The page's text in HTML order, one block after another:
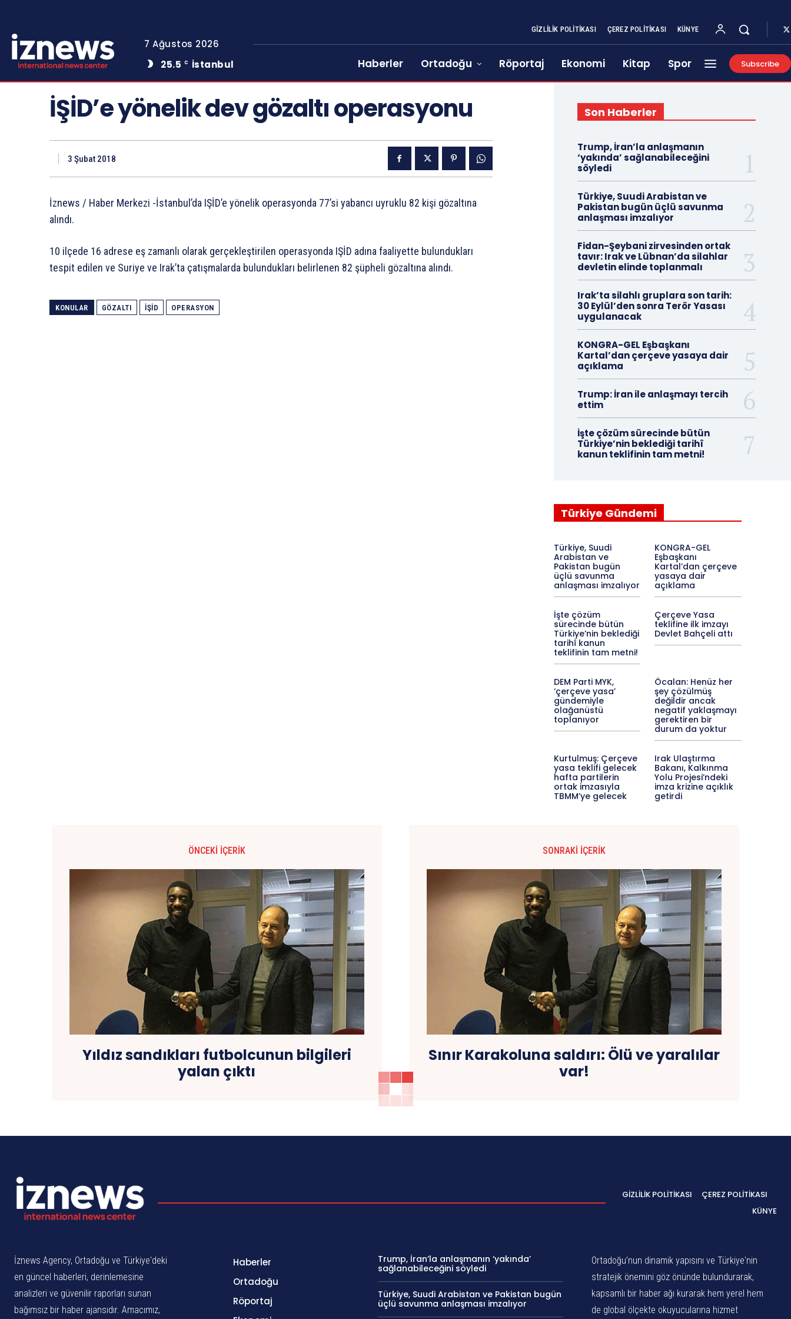
7 Ağustos 2026
25.5 C İstanbul
GIZLILIK POLITIKASI ÇEREZ POLITIKASI KÜNYE
Haberler Ortadoğu Röportaj Ekonomi Kitap Spor Subscribe
İŞİD’e yönelik dev gözaltı operasyonu
3 Şubat 2018
İznews / Haber Merkezi -İstanbul’da IŞİD’e yönelik operasyonda 77’si yabancı uyruklu 82 kişi gözaltına
alındı.
10 ilçede 16 adrese eş zamanlı olarak gerçekleştirilen operasyonda IŞİD adına faaliyette bulundukları
tespit edilen ve Suriye ve Irak’ta çatışmalarda bulundukları belirlenen 82 şüpheli gözaltına alındı.
KONULAR GÖZALTI İŞİD OPERASYON
Son Haberler
Trump, İran’la anlaşmanın
‘yakında’ sağlanabileceğini
söyledi
Türkiye, Suudi Arabistan ve
Pakistan bugün üçlü savunma
anlaşması imzalıyor
Fidan-Şeybani zirvesinden ortak
tavır: Irak ve Lübnan’da silahlar
devletin elinde toplanmalı
Irak’ta silahlı gruplara son tarih:
30 Eylül’den sonra Terör Yasası
uygulanacak
KONGRA-GEL Eşbaşkanı
Kartal’dan çerçeve yasaya dair
açıklama
Trump: İran ile anlaşmayı tercih
ettim
İşte çözüm sürecinde bütün
Türkiye’nin beklediği tarihî
kanun teklifinin tam metni!
Türkiye Gündemi
Türkiye, Suudi
Arabistan ve
Pakistan bugün
üçlü savunma
anlaşması imzalıyor
KONGRA-GEL
Eşbaşkanı
Kartal’dan çerçeve
yasaya dair
açıklama
İşte çözüm
sürecinde bütün
Türkiye’nin beklediği
tarihî kanun
teklifinin tam metni!
Çerçeve Yasa
teklifine ilk imzayı
Devlet Bahçeli attı
DEM Parti MYK,
‘çerçeve yasa’
gündemiyle
olağanüstü
toplanıyor
Öcalan: Henüz her
şey çözülmüş
değildir ancak
negatif yaklaşmayı
gerektiren bir
durum da yoktur
Kurtulmuş: Çerçeve
yasa teklifi gelecek
hafta partilerin
ortak imzasıyla
TBMM’ye gelecek
Irak Ulaştırma
Bakanı, Kalkınma
Yolu Projesi’ndeki
imza krizine açıklık
getirdi
ÖNCEKI İÇERIK
Yıldız sandıkları futbolcunun bilgileri
yalan çıktı
SONRAKI İÇERIK
Sınır Karakoluna saldırı: Ölü ve yaralılar
var!
GIZLILIK POLITIKASI
ÇEREZ POLITIKASI
KÜNYE
İznews Agency, Ortadoğu ve Türkiye'deki
en güncel haberleri, derinlemesine
analizleri ve güvenilir raporları sunan
bağımsız bir haber ajansıdır. Amacımız,
Haberler
Ortadoğu
Röportaj
Trump, İran’la anlaşmanın ‘yakında’
sağlanabileceğini söyledi
Türkiye, Suudi Arabistan ve Pakistan bugün
üçlü savunma anlaşması imzalıyor
Ortadoğu’nun dinamik yapısını ve Türkiye'nin
stratejik önemini göz önünde bulundurarak,
kapsamlı bir haber ağı kurarak hem yerel hem
de global ölçekte okuyucularına hizmet